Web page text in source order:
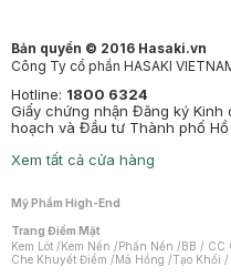
Bản quyền © 2016 Hasaki.vn
Công Ty cổ phần HASAKI
Hotline: 1800 6324
Giấy chứng nhận Đăng ký Kinh
hoạch và Đầu tư Thành phố
Xem tất cả cửa hàng
Mỹ Phẩm High-End
Trang Điểm Mặt
Kem Lót /Kem Nền /Phấn Nền /BB / CC
Che Khuyết Điểm /Má Hồng /Tạo Khối